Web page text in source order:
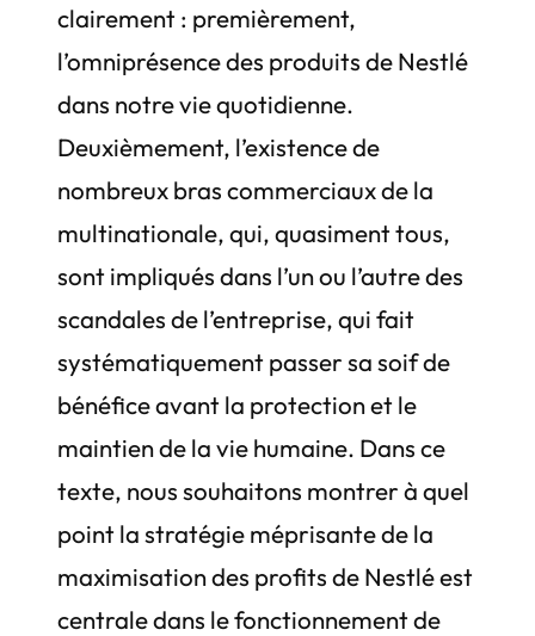
clairement : premièrement,
l’omniprésence des produits de Nestlé
dans notre vie quotidienne.
Deuxièmement, l’existence de
nombreux bras commerciaux de la
multinationale, qui, quasiment tous,
sont impliqués dans l’un ou l’autre des
scandales de l’entreprise, qui fait
systématiquement passer sa soif de
bénéfice avant la protection et le
maintien de la vie humaine. Dans ce
texte, nous souhaitons montrer à quel
point la stratégie méprisante de la
maximisation des profits de Nestlé est
centrale dans le fonctionnement de